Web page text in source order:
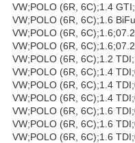
VW;POLO (6R, 6C);1.4
VW;POLO (6R, 6C);1.6
VW;POLO (6R,
VW;POLO (6R,
VW;POLO (6R, 6C);1.2
VW;POLO (6R, 6C);1.4
VW;POLO (6R, 6C);1.4
VW;POLO (6R, 6C);1.4
VW;POLO (6R, 6C);1.6
VW;POLO (6R, 6C);1.6
VW;POLO (6R, 6C);1.6